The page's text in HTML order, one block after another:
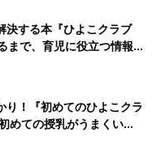
決する本『ひよこクラブ
で、育児に役立つ情報が
り！『初めてのひよこクラ
めての授乳がうまくい
本と夏のトラブル 解決テ